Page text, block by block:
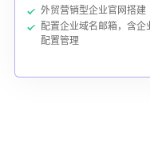
外贸营销型企业官网搭建
配置企业域名邮箱，含企
配置管理